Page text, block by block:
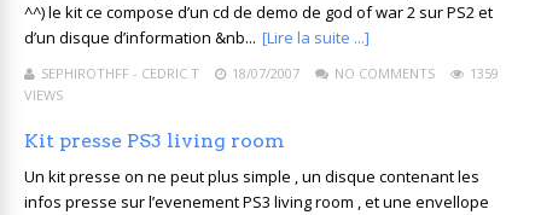
^^) le kit ce compose d’un cd de demo de god of war 2 sur PS2 et
d’un disque d’information &nb... [Lire la suite ...]
SEPHIROTHFF - CEDRIC T 18/07/2007 NO COMMENTS
1359
VIEWS
Kit presse PS3 living room
Un kit presse on ne peut plus simple , un disque contenant les
infos presse sur l’evenement PS3 living room , et une envellope